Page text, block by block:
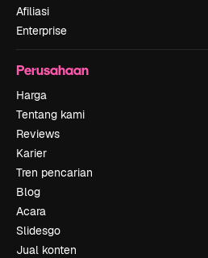
Afiliasi
Enterprise
Perusahaan
Harga
Tentang kami
Reviews
Karier
Tren pencarian
Blog
Acara
Slidesgo
Jual konten